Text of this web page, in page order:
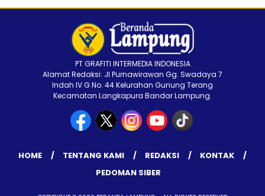
PT GRAFITI INTERMEDIA INDONESIA
Alamat Redaksi: Jl Purnawirawan Gg. Swadaya 7
Indah IV G No. 44 Kelurahan Gunung Terang
Kecamatan Langkapura Bandar Lampung.
HOME TENTANG KAMI REDAKSI
KONTAK
PEDOMAN SIBER